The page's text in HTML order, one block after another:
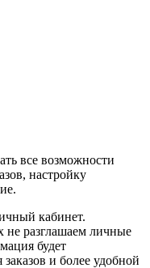
все возможности
настройку
кабинет.
разглашаем личные
будет
и более удобной